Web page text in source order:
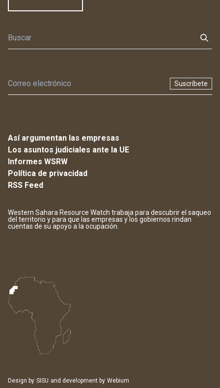
Suscríbete
Así argumentan las empresas
Los asuntos judiciales ante la UE
Informes WSRW
Política de privacidad
RSS Feed
Western Sahara Resource Watch trabaja para descubrir el saqueo
del territorio y para que las empresas y los gobiernos rindan
cuentas de su apoyo a la ocupación.
Design by SISU and development by Webium